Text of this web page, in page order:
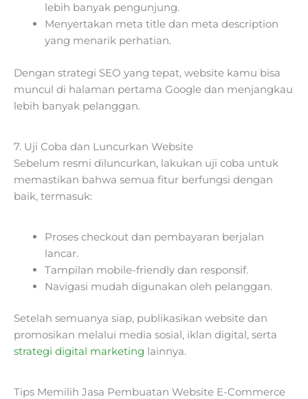
lebih banyak pengunjung.
Menyertakan meta title dan meta description
yang menarik perhatian.
Dengan strategi SEO yang tepat, website kamu bisa
muncul di halaman pertama Google dan menjangkau
lebih banyak pelanggan.
7. Uji Coba dan Luncurkan Website
Sebelum resmi diluncurkan, lakukan uji coba untuk
memastikan bahwa semua fitur berfungsi dengan
baik, termasuk:
Proses checkout dan pembayaran berjalan
lancar.
Tampilan mobile-friendly dan responsif.
Navigasi mudah digunakan oleh pelanggan.
Setelah semuanya siap, publikasikan website dan
promosikan melalui media sosial, iklan digital, serta
strategi digital marketing lainnya.
Tips Memilih Jasa Pembuatan Website E-Commerce